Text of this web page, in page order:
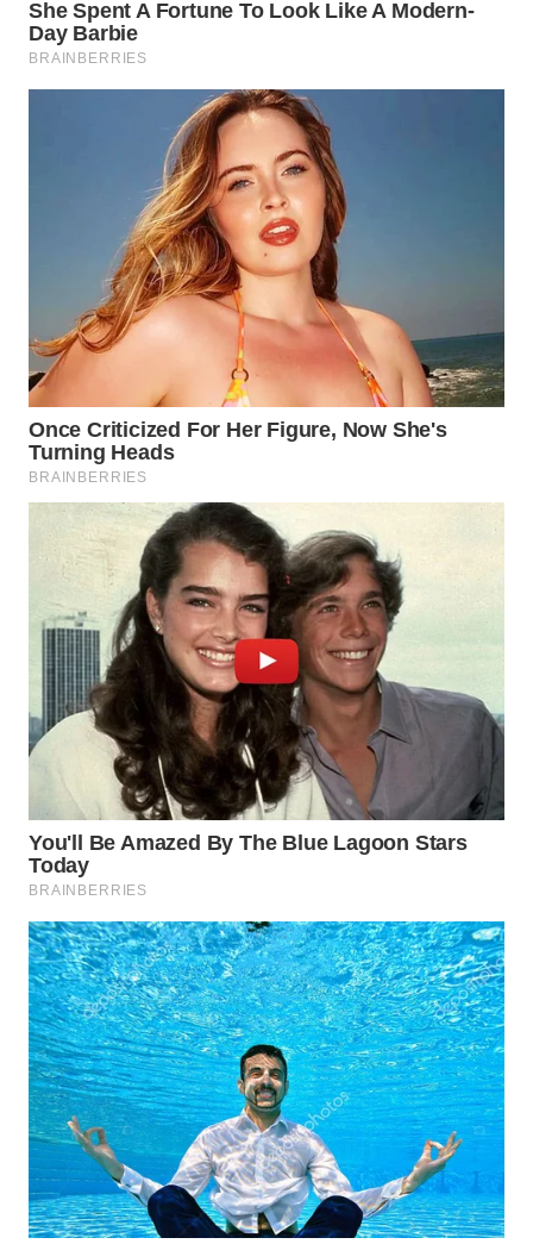
WN
MALUKU
DANAU
TOBA
NIAS
WN
LANGKAT
TAPANULI
SELATAN
WN
TANJUNG
WN
KARO
SIMALUNGUN
WN
LABUHANBATU
WN
TAPANULI
TENGAH
WN DELI
SERDANG